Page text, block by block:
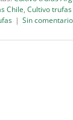
Chile, Cultivo
| Sin